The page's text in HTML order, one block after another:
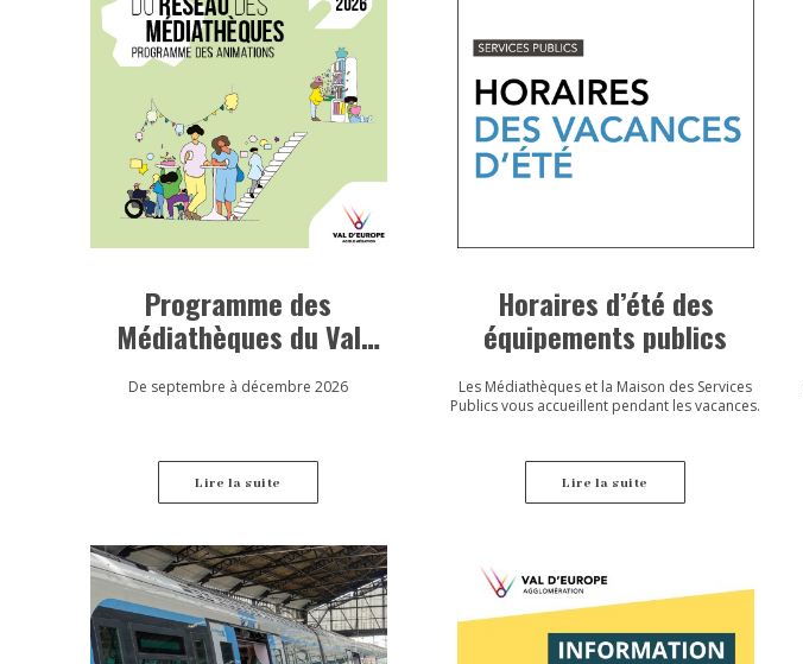
Programme des
Médiathèques du Val
d’Europe
De septembre à décembre 2026
Lire la suite
Horaires d’été des
équipements publics
Les Médiathèques et la Maison des Services
Publics vous accueillent pendant les vacances.
Lire la suite